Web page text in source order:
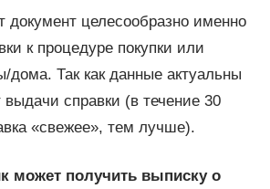
документ целесообразно именно
к процедуре покупки или
дома. Так как данные актуальны
справки (в течение 30
«свежее», тем лучше).
может получить выписку о